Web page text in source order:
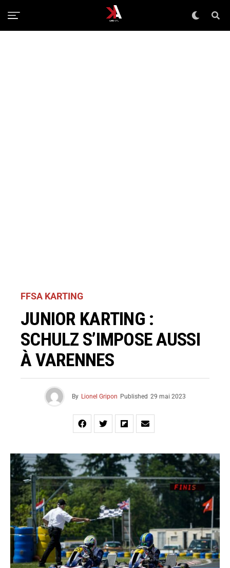
FFSA KARTING
JUNIOR KARTING :
SCHULZ S’IMPOSE AUSSI
À VARENNES
By Lionel Gripon Published 29 mai 2023